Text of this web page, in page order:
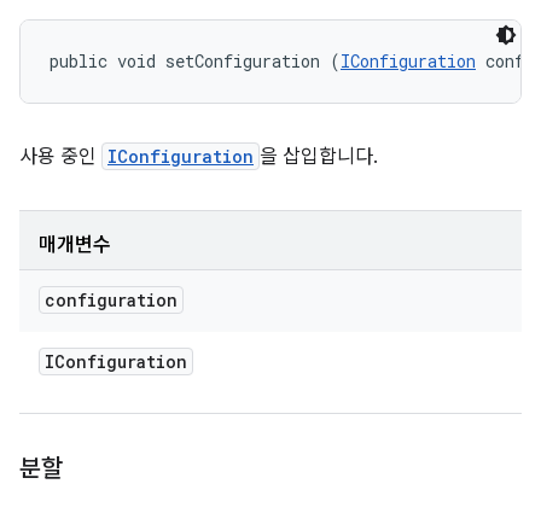
public void setConfiguration (IConfiguration
사용 중인 IConfiguration 을 삽입합니다.
매개변수
configuration
IConfiguration
분할